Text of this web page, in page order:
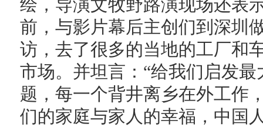
绘，导演文牧野路演现场还表
前，与影片幕后主创们到深圳
访，去了很多的当地的工厂和
市场。并坦言：“给我们启发
题，每一个背井离乡在外工作
们的家庭与家人的幸福，中国